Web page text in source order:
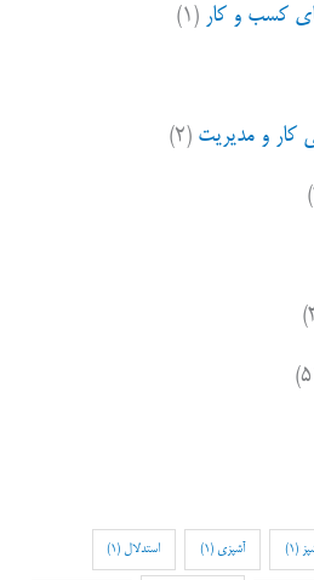
کسب و کار (۱)
کار و مدیریت (۲)
(1) آشپزی (1) استدلال (1)